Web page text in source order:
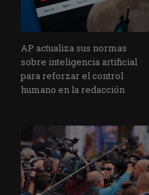
AP actualiza sus normas
sobre inteligencia artificial
para reforzar el control
humano en la redacción